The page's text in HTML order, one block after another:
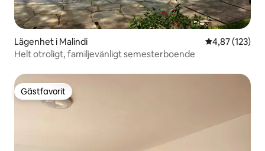
Lägenhet i Malindi 4,87 av 5 i
4,87 (123)
Helt otroligt, familjevänligt semesterboende
Gästfavorit
Gästfavorit